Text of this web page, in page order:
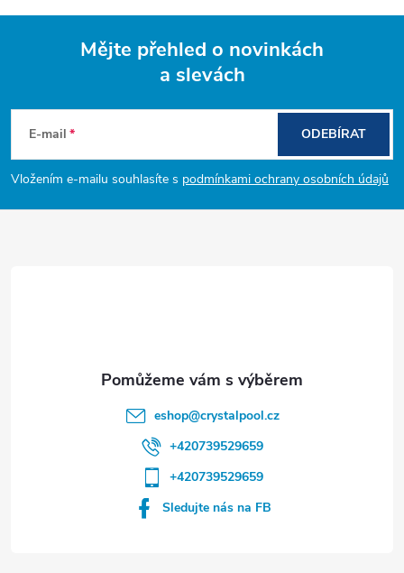
p
Mějte přehled o novinkách
a slevách
E-mail
Vložením e-mailu souhlasíte s podmínkami ochrany osobních údajů
ODEBÍRAT
eshop@crystalpool.cz
+420739529659
+420739529659
Sledujte nás na FB